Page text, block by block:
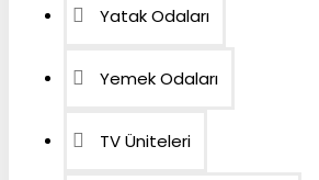
Yatak Odaları
Yemek Odaları
TV Üniteleri